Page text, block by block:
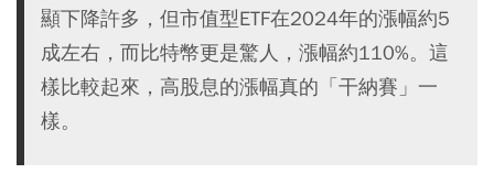
顯下降許多，但市值型ETF在2024年的漲幅約5
成左右，而比特幣更是驚人，漲幅約110%。這
樣比較起來，高股息的漲幅真的「干納賽」一
樣。